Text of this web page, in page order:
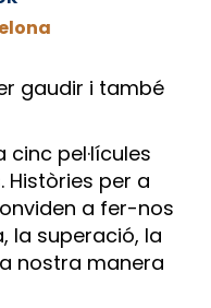
gaudir i també
cinc pel·lícules
Històries per a
a fer-nos
la superació, la
nostra manera